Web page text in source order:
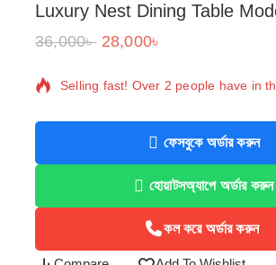
Luxury Nest Dining Table
36,000৳ 28,000৳
4 products sold in last 3 hours
Selling fast! Over 2 people have in
ফেসবুকে অর্ডার করুন
হোয়াটসঅ্যাপে অর্ডার করুন
কল করে অর্ডার করুন